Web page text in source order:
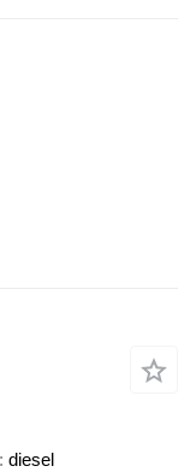
diesel